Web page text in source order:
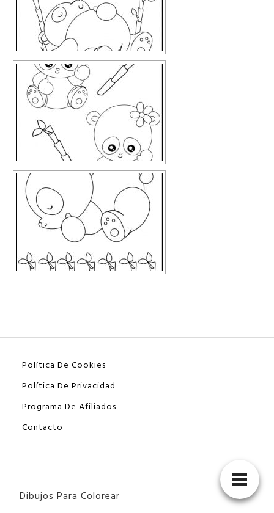
Política De Cookies
Política De Privacidad
Programa De Afiliados
Contacto
Dibujos Para Colorear